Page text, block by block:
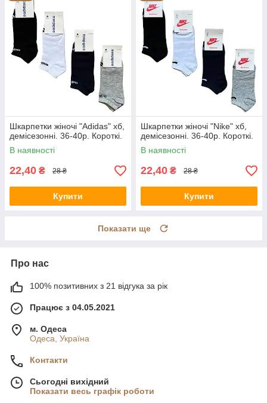
Шкарпетки жіночі "Adidas" хб,
демісезонні. 36-40р. Короткі.
В наявності
22,40 ₴ 28 ₴
Купити
Шкарпетки жіночі "Nike" хб,
демісезонні. 36-40р. Короткі.
В наявності
22,40 ₴ 28 ₴
Купити
Показати ще
Про нас
100% позитивних з 21 відгука за рік
Працює з 04.05.2021
м. Одеса
Одеса, Україна
Контакти
Сьогодні вихідний
Показати весь графік роботи